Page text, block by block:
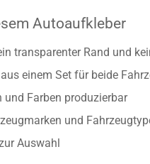
Autoaufkleber
transparenter Rand und
einem Set für beide
und Farben produzierbar
und
Auswahl